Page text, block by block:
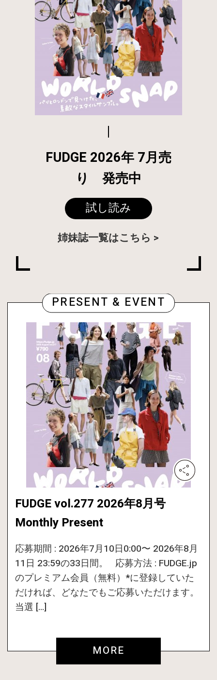
FUDGE 2026年 7月売
り 発売中
試し読み
姉妹誌一覧はこちら
PRESENT & EVENT
FUDGE vol.277 2026年8月号
Monthly Present
応募期間 : 2026年7月10日0:00〜 2026年8月
11日 23:59の33日間。 応募方法 : FUDGE.jp
のプレミアム会員（無料）*に登録していた
だければ、どなたでもご応募いただけます。
当選 […]
MORE